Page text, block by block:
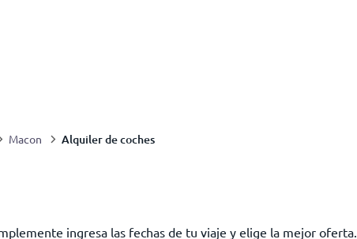
Macon Alquiler de coches
ingresa las fechas de tu viaje y elige la mejor oferta.